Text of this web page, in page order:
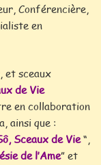
Conférencière,
en
et sceaux
de Vie
en collaboration
ainsi que :
Sceaux de Vie“,
de l’Ame” et